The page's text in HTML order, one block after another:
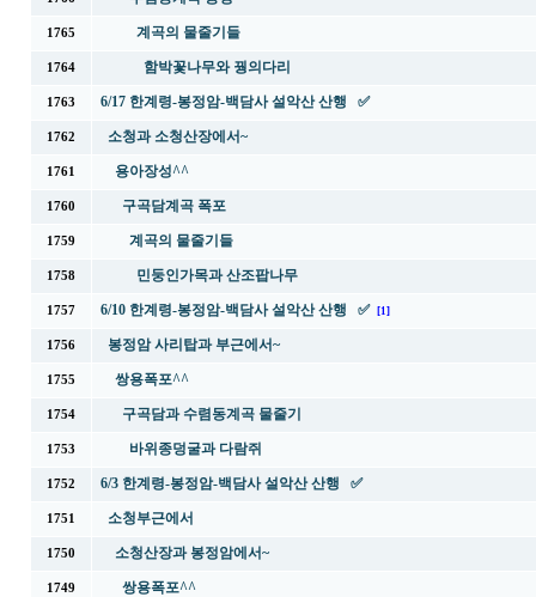
1765 계곡의 물줄기들
1764 함박꽃나무와 꿩의다리
1763 6/17 한계령-봉정암-백담사 설악산 산행 ✅
1762 소청과 소청산장에서~
1761 용아장성^^
1760 구곡담계곡 폭포
1759 계곡의 물줄기들
1758 민둥인가목과 산조팝나무
1757 6/10 한계령-봉정암-백담사 설악산 산행 ✅ [1]
1756 봉정암 사리탑과 부근에서~
1755 쌍용폭포^^
1754 구곡담과 수렴동계곡 물줄기
1753 바위종덩굴과 다람쥐
1752 6/3 한계령-봉정암-백담사 설악산 산행 ✅
1751 소청부근에서
1750 소청산장과 봉정암에서~
1749 쌍용폭포^^